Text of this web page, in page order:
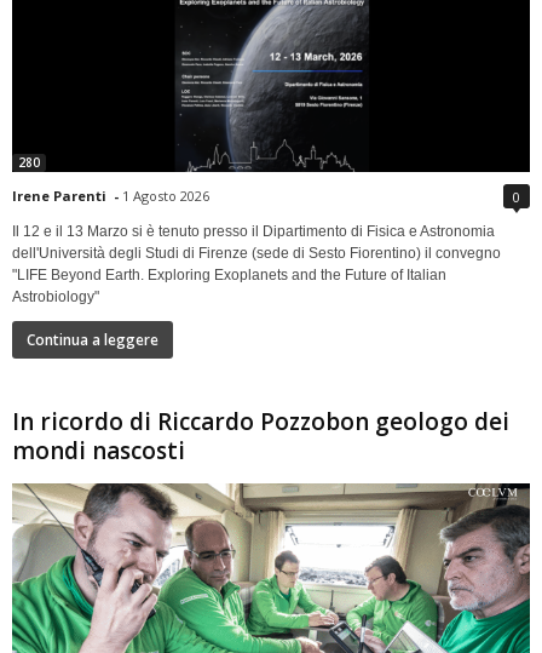
280
Irene Parenti - 1 Agosto 2026 0
Il 12 e il 13 Marzo si è tenuto presso il Dipartimento di Fisica e Astronomia
dell'Università degli Studi di Firenze (sede di Sesto Fiorentino) il convegno
"LIFE Beyond Earth. Exploring Exoplanets and the Future of Italian
Astrobiology"
Continua a leggere
In ricordo di Riccardo Pozzobon geologo dei
mondi nascosti